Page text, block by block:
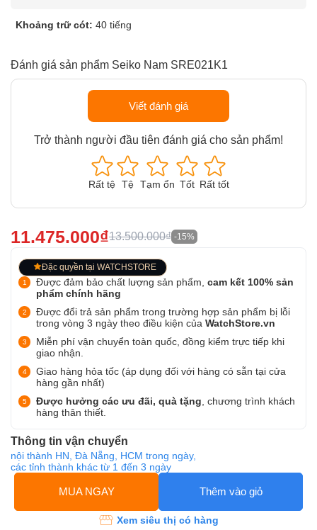
Khoảng trữ cót: 40 tiếng
Đánh giá sản phẩm Seiko Nam SRE021K1
Viết đánh giá
Trở thành người đầu tiên đánh giá cho sản phẩm!
Rất tệ Tệ Tạm ổn Tốt Rất tốt
11.475.000₫13.500.000₫ -15%
Đặc quyền tại WATCHSTORE
Được đảm bảo chất lượng sản phẩm, cam kết 100% sản
phẩm chính hãng
Được đổi trả sản phẩm trong trường hợp sản phẩm bị lỗi
trong vòng 3 ngày theo điều kiện của WatchStore.vn
Miễn phí vận chuyển toàn quốc, đồng kiểm trực tiếp khi
giao nhận.
Giao hàng hỏa tốc (áp dụng đối với hàng có sẵn tại cửa
hàng gần nhất)
Được hưởng các ưu đãi, quà tặng , chương trình khách
hàng thân thiết.
Thông tin vận chuyển
nội thành HN, Đà Nẵng, HCM trong ngày,
các tỉnh thành khác từ 1 đến 3 ngày
MUA NGAY Thêm vào giỏ
Xem siêu thị có hàng